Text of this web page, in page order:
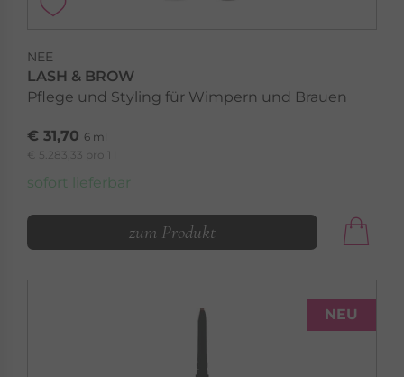
NEE
LASH & BROW
Pflege und Styling für Wimpern und Brauen
€ 31,70 6 ml
€ 5.283,33 pro 1 l
sofort lieferbar
zum Produkt
NEU